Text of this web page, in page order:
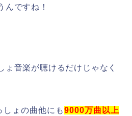
んですね！
ょ音楽が聴けるだけじゃなく
しょの曲他にも9000万曲以上